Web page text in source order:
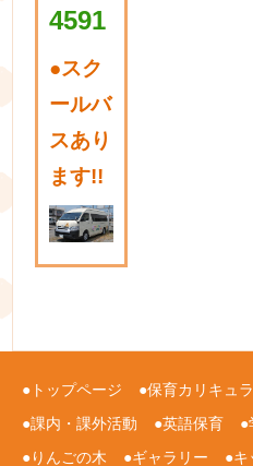
4591
●スク
ールバ
スあり
ます!!
トップページ 保育カリキュ
課内・課外活動
英語保育
りんごの木
ギャラリー キ